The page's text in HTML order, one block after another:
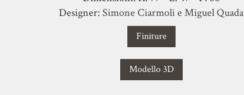
Designer: Simone Ciarmoli e Miguel Quada
Finiture
Modello 3D